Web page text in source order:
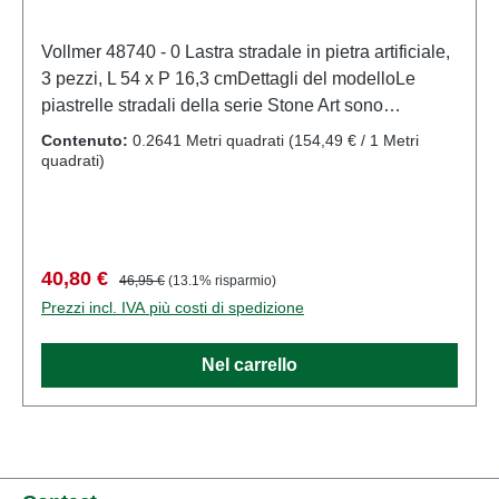
Vollmer 48740 - 0 Lastra stradale in pietra artificiale,
3 pezzi, L 54 x P 16,3 cmDettagli del modelloLe
piastrelle stradali della serie Stone Art sono
realizzate in materiale composito di sedimenti
resistente alle intemperie. Questo materiale crea una
consentendo di adattarlo a superfici irregolari. Il set
include un tombino e due tombini.Modello dettagliato
e in scala reale per collezionisti adulti. Maneggiare
con cura. Non adatto a bambini di età inferiore a 14
alimentare questo prodotto, è consentito utilizzare
Contenuto: 0.2641 Metri quadrati (154,49 € / 1 Metri
quadrati)
Prezzo di vendita:
40,80 € Prezzo normale:
46,95 € (13.1% risparmio)
Prezzi incl. IVA più costi di spedizione
Nel carrello